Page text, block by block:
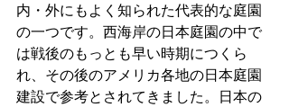
内・外にもよく知られた代表的な庭園
の一つです。西海岸の日本庭園の中で
は戦後のもっとも早い時期につくら
れ、その後のアメリカ各地の日本庭園
建設で参考とされてきました。日本の